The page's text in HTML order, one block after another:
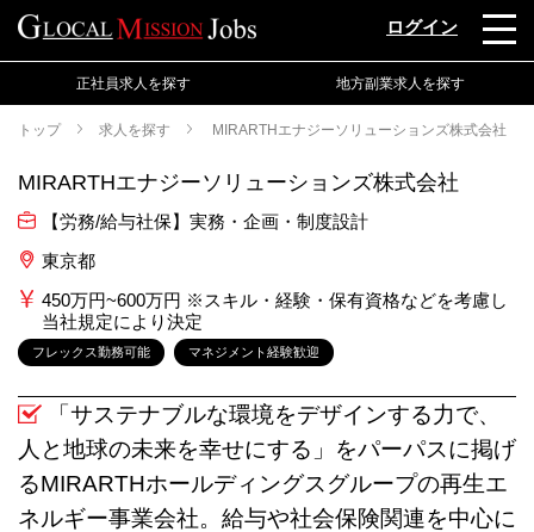
ログイン
正社員求人を探す 地方副業求人を探す
トップ 求人を探す MIRARTHエナジーソリューションズ株式会社
MIRARTHエナジーソリューションズ株式会社
【労務/給与社保】実務・企画・制度設計
東京都
450万円~600万円 ※スキル・経験・保有資格などを考慮し
当社規定により決定
フレックス勤務可能 マネジメント経験歓迎
「サステナブルな環境をデザインする力で、
人と地球の未来を幸せにする」をパーパスに掲げ
るMIRARTHホールディングスグループの再生エ
ネルギー事業会社。給与や社会保険関連を中心に